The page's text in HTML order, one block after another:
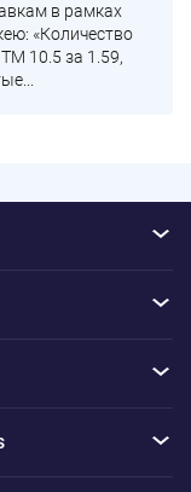
в рамках
«Количество
10.5 за 1.59,